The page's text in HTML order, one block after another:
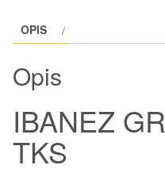
OPIS
Opis
IBANEZ
TKS